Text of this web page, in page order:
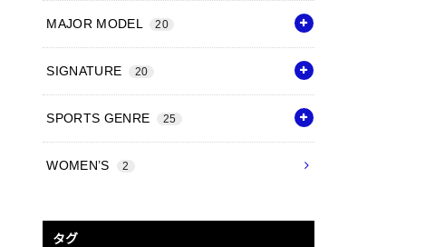
MAJOR MODEL 20
SIGNATURE 20
SPORTS GENRE 25
WOMEN’S 2
タグ